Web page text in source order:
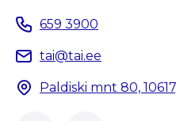
659 3900
tai@tai.ee
Paldiski mnt 80,